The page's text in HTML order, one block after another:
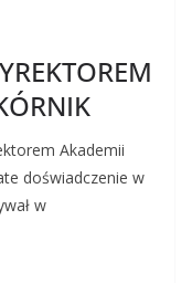
Akademii
doświadczenie w
w